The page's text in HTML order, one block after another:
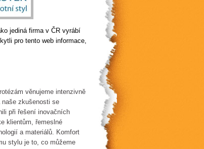
jediná firma v ČR vyrábí
pro tento web informace,
věnujeme intenzivně
zkušenosti se
při řešení inovačních
klientům, řemeslné
a materiálů. Komfort
stylu je to, co můžeme